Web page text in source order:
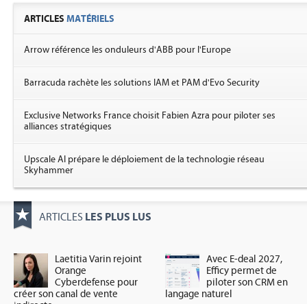
ARTICLES MATÉRIELS
Arrow référence les onduleurs d'ABB pour l'Europe
Barracuda rachète les solutions IAM et PAM d'Evo Security
Exclusive Networks France choisit Fabien Azra pour piloter ses
alliances stratégiques
Upscale AI prépare le déploiement de la technologie réseau
Skyhammer
ARTICLES LES PLUS LUS
Laetitia Varin rejoint
Orange
Cyberdefense pour
créer son canal de vente
Avec E-deal 2027,
Efficy permet de
piloter son CRM en
langage naturel